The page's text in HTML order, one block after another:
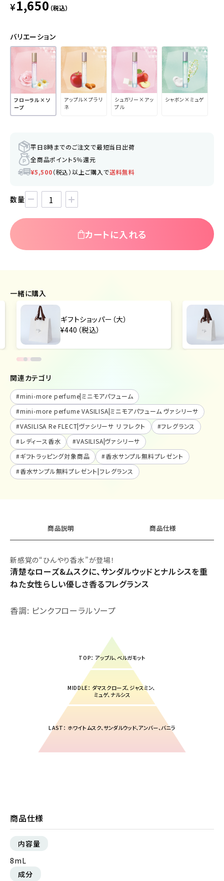
¥1,650 （税込）
バリエーション
フローラル×ソ
ープ
アップル×プラリ
ネ
シュガリー×アッ
プル
シャボン×ミュゲ
平日8時までのご注文で最短当日出荷
全商品ポイント5％還元
¥5,500（税込）以上ご購入で送料無料
数量
カートに入れる
一緒に購入
ギフトショッパー（大）
¥440（税込）
関連カテゴリ
#mini-more perfume|ミニモアパフューム
#mini-more perfume VASILISA|ミニモアパフューム ヴァシリーサ
#VASILISA Re FLECT|ヴァシリーサ リ フレクト #フレグランス
#レディース香水 #VASILISA|ヴァシリーサ
#ギフトラッピング対象商品 #香水サンプル無料プレゼント
#香水サンプル無料プレゼント|フレグランス
商品説明 商品仕様
新感覚の“ひんやり香水”が登場！
清楚なローズ&ムスクに、サンダルウッドとナルシスを重
ねた女性らしい優しさ香るフレグランス
香調: ピンクフローラルソープ
TOP： アップル、ベルガモット
MIDDLE： ダマスクローズ、ジャスミン、
ミュゲ、ナルシス
LAST： ホワイトムスク、サンダルウッド、アンバー、バニラ
商品仕様
内容量
8mL
成分